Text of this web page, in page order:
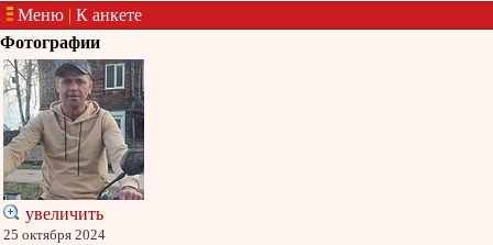
Меню | К анкете
Фотографии
увеличить
25 октября 2024